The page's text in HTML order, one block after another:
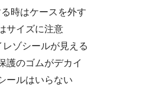
時はケースを外す
サイズに注意
レゾシールが見える
護のゴムがデカイ
ールはいらない